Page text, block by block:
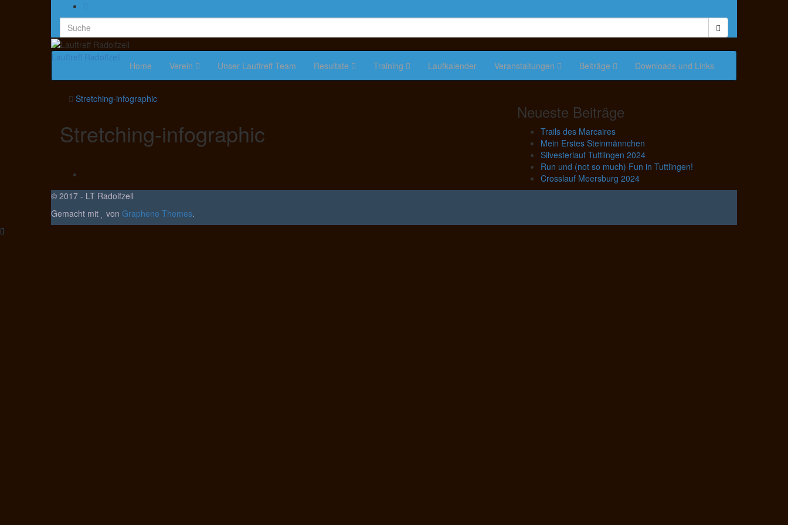
Lauftreff Radolfzell
Home Verein Unser Lauftreff Team Resultate Training Laufkalender Veranstaltungen Beiträge Downloads und Links
Stretching-infographic
Stretching-infographic
Neueste Beiträge
Trails des Marcaires
Mein Erstes Steinmännchen
Silvesterlauf Tuttlingen 2024
Run und (not so much) Fun in Tuttlingen!
Crosslauf Meersburg 2024
© 2017 - LT Radolfzell
Gemacht mit
von Graphene Themes.